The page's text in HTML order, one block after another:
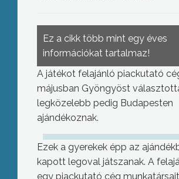
Ez a cikk több mint egy éves
információkat tartalmaz!
A játékot felajánló piackutató
májusban Gyöngyöst
legközelebb pedig Budapesten
ajándékoznak.
Ezek a gyerekek épp az
kapott legoval játszanak. A
egy piackutató cég